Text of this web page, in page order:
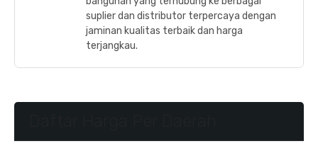
suplier dan distributor terpercaya dengan
jaminan kualitas terbaik dan harga
terjangkau.